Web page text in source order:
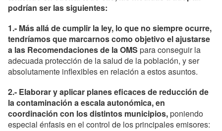
podrían ser las siguientes:
1.- Más allá de cumplir la ley, lo que no siempre ocurre,
tendríamos que marcarnos como objetivo el ajustarse
a las Recomendaciones de la OMS para conseguir la
adecuada protección de la salud de la población, y ser
absolutamente inflexibles en relación a estos asuntos.
2.- Elaborar y aplicar planes eficaces de reducción de
la contaminación a escala autonómica, en
coordinación con los distintos municipios,poniendo
especial énfasis en el control de los principales emisores: